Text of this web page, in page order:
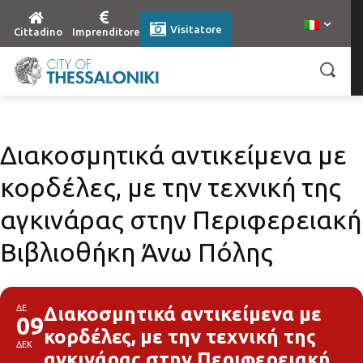
Cittadino Imprenditore Visitatore
Διακοσμητικά αντικείμενα με
κορδέλες, με την τεχνική της
αγκινάρας στην Περιφερειακή
Βιβλιοθήκη Άνω Πόλης
ΔΕ
09
ΔΕΚ
Διακοσμητικά αντικείμενα με
κορδέλες, με την τεχνική της